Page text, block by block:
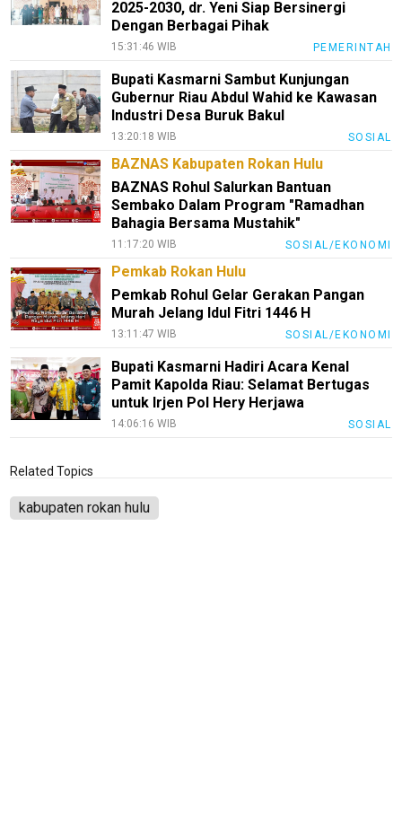
2025-2030, dr. Yeni Siap Bersinergi
Dengan Berbagai Pihak
15:31:46 WIB PEMERINTAH
Bupati Kasmarni Sambut Kunjungan
Gubernur Riau Abdul Wahid ke Kawasan
Industri Desa Buruk Bakul
13:20:18 WIB SOSIAL
BAZNAS Kabupaten Rokan Hulu
BAZNAS Rohul Salurkan Bantuan
Sembako Dalam Program "Ramadhan
Bahagia Bersama Mustahik"
11:17:20 WIB SOSIAL/EKONOMI
Pemkab Rokan Hulu
Pemkab Rohul Gelar Gerakan Pangan
Murah Jelang Idul Fitri 1446 H
13:11:47 WIB SOSIAL/EKONOMI
Bupati Kasmarni Hadiri Acara Kenal
Pamit Kapolda Riau: Selamat Bertugas
untuk Irjen Pol Hery Herjawa
14:06:16 WIB SOSIAL
Related Topics
kabupaten rokan hulu